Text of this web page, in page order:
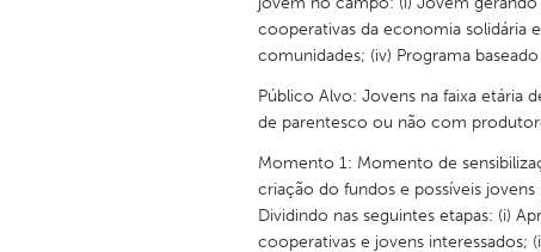
UNITED KINGDOM
Glasgow
UNITED STATES
Ann Arbor, MI
Austin, TX
Cass Clay
Chicago,
cooperativas da economia solidária
comunidades; (iv) Programa
Público Alvo: Jovens na faixa etária
de parentesco ou não com
Momento 1: Momento de
criação do fundos e possíveis jovens
Dividindo nas seguintes etapas: (i)
cooperativas e jovens interessados;